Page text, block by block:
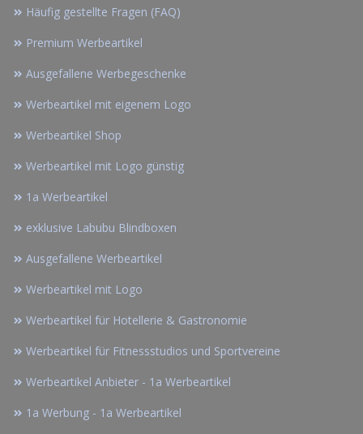
Häufig gestellte Fragen (FAQ)
Premium Werbeartikel
Ausgefallene Werbegeschenke
Werbeartikel mit eigenem Logo
Werbeartikel Shop
Werbeartikel mit Logo günstig
1a Werbeartikel
exklusive Labubu Blindboxen
Ausgefallene Werbeartikel
Werbeartikel mit Logo
Werbeartikel für Hotellerie & Gastronomie
Werbeartikel für Fitnessstudios und Sportvereine
Werbeartikel Anbieter - 1a Werbeartikel
1a Werbung - 1a Werbeartikel